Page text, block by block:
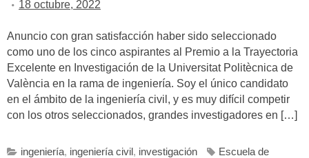
18 octubre, 2022
Anuncio con gran satisfacción haber sido seleccionado
como uno de los cinco aspirantes al Premio a la Trayectoria
Excelente en Investigación de la Universitat Politècnica de
València en la rama de ingeniería. Soy el único candidato
en el ámbito de la ingeniería civil, y es muy difícil competir
con los otros seleccionados, grandes investigadores en […]
ingeniería, ingeniería civil , investigación
Escuela de